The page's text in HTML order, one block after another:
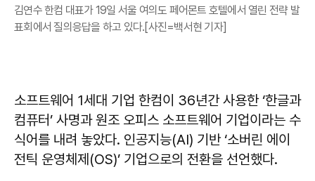
김연수 한컴 대표가 19일 서울 여의도 페어몬트 호텔에서 열린 전략 발
표회에서 질의응답을 하고 있다.[사진=백서현 기자]
소프트웨어 1세대 기업 한컴이 36년간 사용한 ‘한글과
컴퓨터’ 사명과 원조 오피스 소프트웨어 기업이라는 수
식어를 내려 놓았다. 인공지능(AI) 기반 ‘소버린 에이
전틱 운영체제(OS)’ 기업으로의 전환을 선언했다.